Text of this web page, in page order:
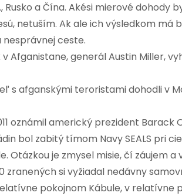
Rusko a Čína. Akési mierové
netuším. Ak ale ich výsledkom
nesprávnej ceste.
Afganistane, generál Austin Miller,
s afganskými teroristami dohodli v
oznámil americký prezident
bol zabitý tímom Navy SEALS pri
Otázkou je zmysel misie, čí záujem a
zranených si vyžiadal nedávny
pokojnom Kábule, v relatívne